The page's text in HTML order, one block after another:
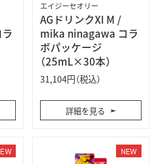
エイジーセオリー
AGドリンクXI M /
mika ninagawa コラ
ボパッケージ
（25mL×30本）
31,104円（税込）
詳細を見る
NEW